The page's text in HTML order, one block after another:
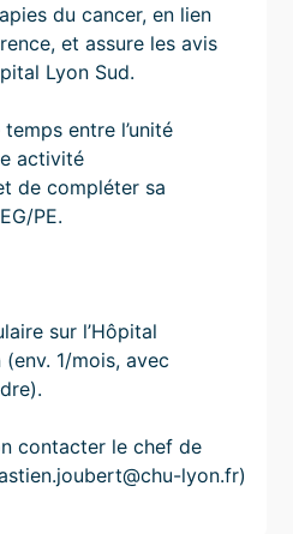
du cancer, en lien
et assure les avis
Lyon Sud.
entre l’unité
activité
de compléter sa
PE.
sur l’Hôpital
1/mois, avec
contacter le chef de
lyon.fr)